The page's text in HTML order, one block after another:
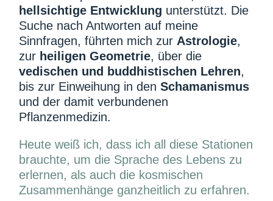
hellsichtige Entwicklung unterstützt. Die
Suche nach Antworten auf meine
Sinnfragen, führten mich zur Astrologie,
zur heiligen Geometrie, über die
vedischen und buddhistischen Lehren,
bis zur Einweihung in denSchamanismus
und der damit verbundenen
Pflanzenmedizin.
Heute weiß ich, dass ich all diese Stationen
brauchte, um die Sprache des Lebens zu
erlernen, als auch die kosmischen
Zusammenhänge ganzheitlich zu erfahren.